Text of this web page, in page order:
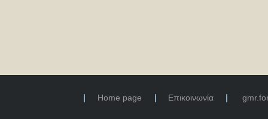
Home page Επικοινωνία